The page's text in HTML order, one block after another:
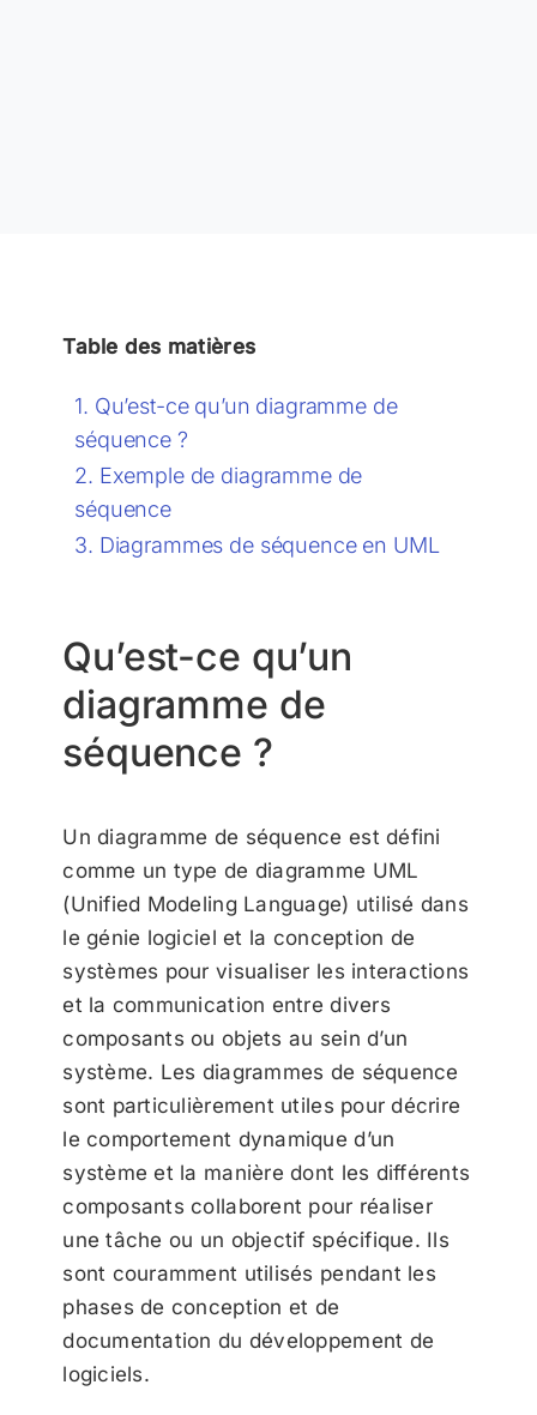
Table des matières
Qu’est-ce qu’un diagramme de
séquence ?
Exemple de diagramme de
séquence
Diagrammes de séquence en UML
Qu’est-ce qu’un
diagramme de
séquence ?
Un diagramme de séquence est défini
comme un type de diagramme UML
(Unified Modeling Language) utilisé dans
le génie logiciel et la conception de
systèmes pour visualiser les interactions
et la communication entre divers
composants ou objets au sein d’un
système. Les diagrammes de séquence
sont particulièrement utiles pour décrire
le comportement dynamique d’un
système et la manière dont les différents
composants collaborent pour réaliser
une tâche ou un objectif spécifique. Ils
sont couramment utilisés pendant les
phases de conception et de
documentation du développement de
logiciels.